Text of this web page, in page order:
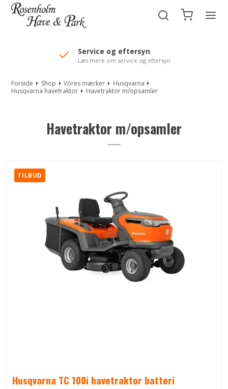
//Mailchimp autofill selected "Pakke"
Service og eftersyn
Læs mere om service og eftersyn
Forside Shop Vores mærker
Husqvarna
Husqvarna havetraktor
Havetraktor m/opsamler
Havetraktor m/opsamler
TILBUD
Husqvarna TC 100i havetraktor batteri